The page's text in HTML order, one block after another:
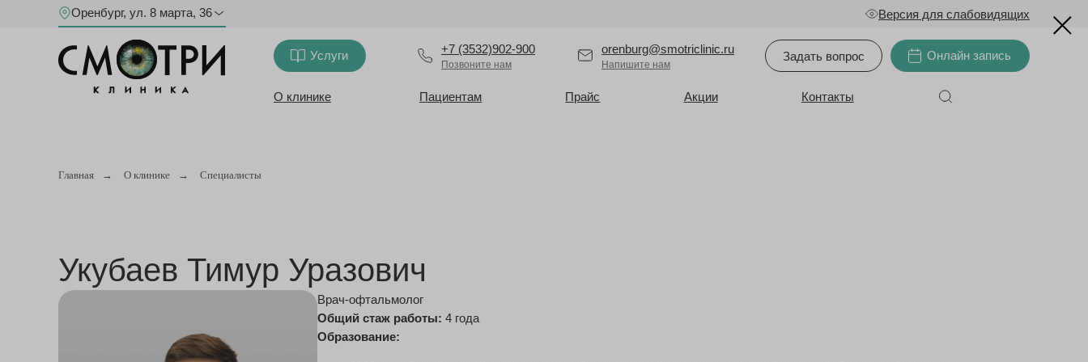
Оренбург, ул. 8 марта, 36 Версия для слабовидящих
Позвоните нам
+7 (3532)902-900 Онлайн запись
Услуги Задать вопрос
О клинике Пациентам Прайс Акции Контакты
orenburg@smotriclinic.ru
Напишите нам
Главная → О клинике → Специалисты
Укубаев Тимур Уразович
Врач-офтальмолог
Общий стаж работы: 4 года
Образование: